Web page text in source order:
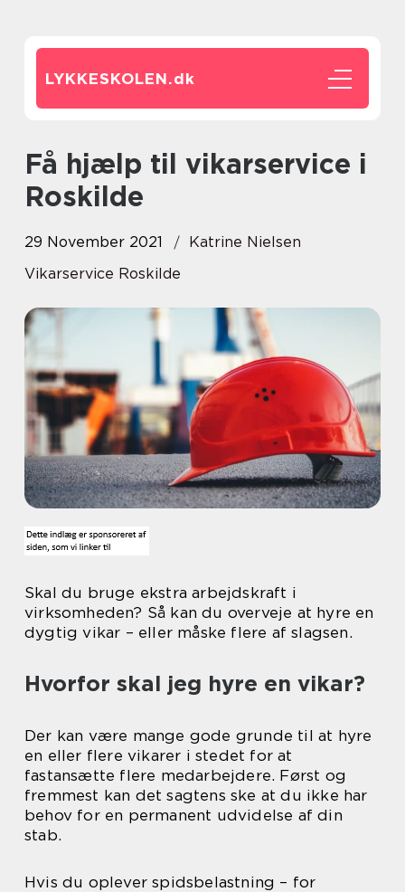
LYKKESKOLEN.dk
Få hjælp til vikarservice i
Roskilde
29 November 2021
Katrine Nielsen
Vikarservice Roskilde
Skal du bruge ekstra arbejdskraft i
virksomheden? Så kan du overveje at hyre en
dygtig vikar – eller måske flere af slagsen.
Hvorfor skal jeg hyre en vikar?
Der kan være mange gode grunde til at hyre
en eller flere vikarer i stedet for at
fastansætte flere medarbejdere. Først og
fremmest kan det sagtens ske at du ikke har
behov for en permanent udvidelse af din
stab.
Hvis du oplever spidsbelastning – for